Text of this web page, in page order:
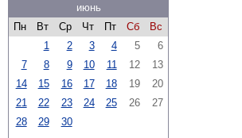
июнь
Пн
Вт Ср Чт Пт Сб
Вс
1
2 3 4 5
6
7
8 9 10 11 12
13
14
15 16 17 18 19
20
21
22 23 24 25 26
27
28
29 30